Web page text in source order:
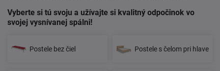
Vyberte si tú svoju a užívajte si kvalitný odpočinok vo
svojej vysnívanej spálni!
Postele bez čiel Postele s čelom pri hlave